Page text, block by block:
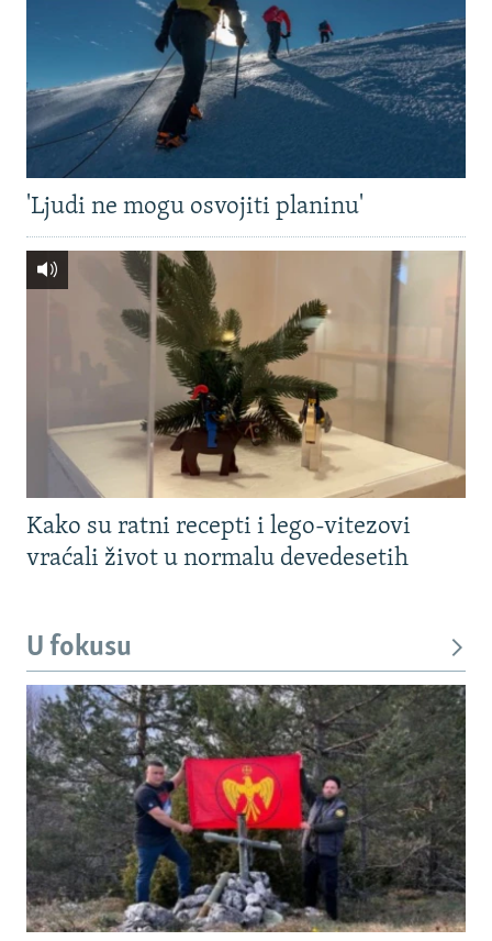
'Ljudi ne mogu osvojiti planinu'
Kako su ratni recepti i lego-vitezovi
vraćali život u normalu devedesetih
U fokusu